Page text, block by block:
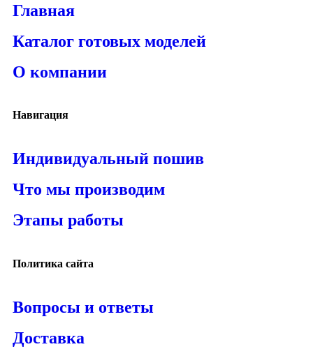
Главная
Каталог готовых моделей
О компании
Навигация
Индивидуальный пошив
Что мы производим
Этапы работы
Политика сайта
Вопросы и ответы
Доставка